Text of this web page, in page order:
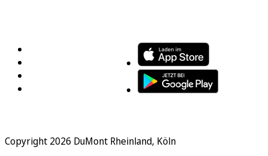
Copyright 2026 DuMont Rheinland, Köln